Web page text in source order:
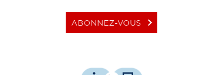
ABONNEZ-VOUS keyboard_arrow_right